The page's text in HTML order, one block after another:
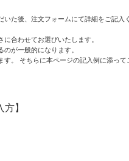
た後、注文フォームにて詳細をご記入
合わせてお選びいたします。
が一般的になります。
。 そちらに本ページの記入例に添って
】